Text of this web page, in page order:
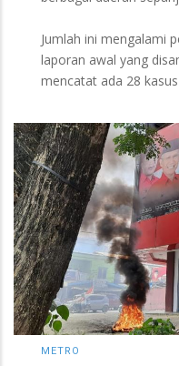
Jumlah ini mengalami
laporan awal yang
mencatat ada 28
METRO